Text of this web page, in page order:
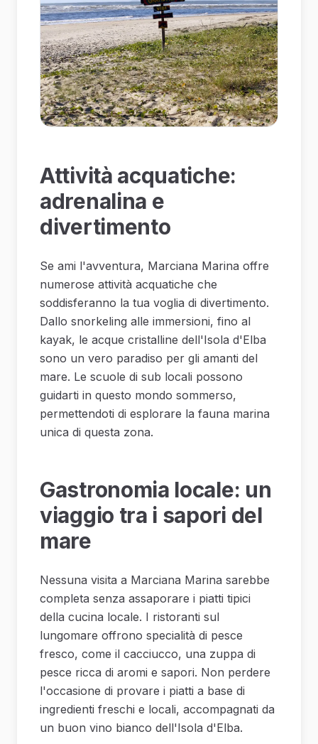
Attività acquatiche:
adrenalina e
divertimento
Se ami l'avventura, Marciana Marina offre
numerose attività acquatiche che
soddisferanno la tua voglia di divertimento.
Dallo snorkeling alle immersioni, fino al
kayak, le acque cristalline dell'Isola d'Elba
sono un vero paradiso per gli amanti del
mare. Le scuole di sub locali possono
guidarti in questo mondo sommerso,
permettendoti di esplorare la fauna marina
unica di questa zona.
Gastronomia locale: un
viaggio tra i sapori del
mare
Nessuna visita a Marciana Marina sarebbe
completa senza assaporare i piatti tipici
della cucina locale. I ristoranti sul
lungomare offrono specialità di pesce
fresco, come il cacciucco, una zuppa di
pesce ricca di aromi e sapori. Non perdere
l'occasione di provare i piatti a base di
ingredienti freschi e locali, accompagnati da
un buon vino bianco dell'Isola d'Elba.